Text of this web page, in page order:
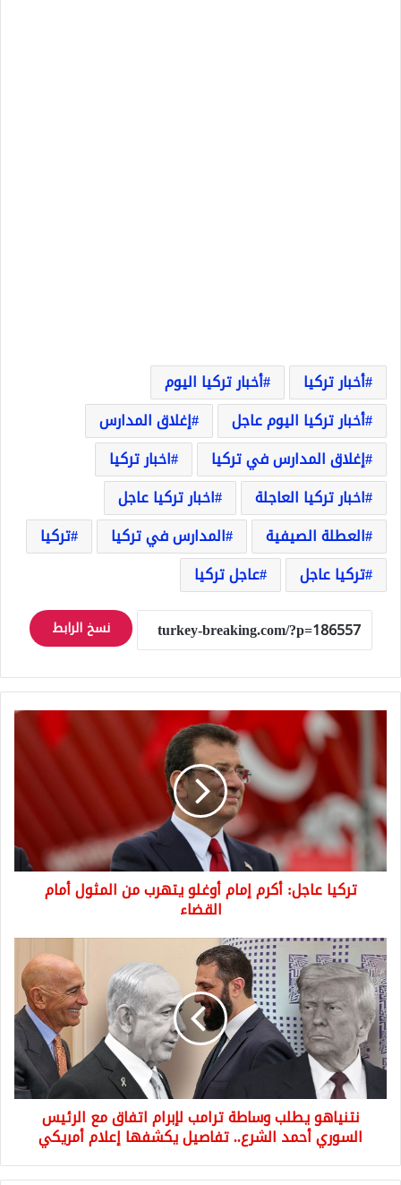
أخبار تركيا
أخبار تركيا اليوم
أخبار تركيا اليوم عاجل
إغلاق المدارس
إغلاق المدارس في تركيا
اخبار تركيا
اخبار تركيا العاجلة
اخبار تركيا عاجل
العطلة الصيفية
المدارس في تركيا
تركيا
تركيا عاجل
عاجل تركيا
نسخ الرابط
أوغلو
يتهرب
من
المثول
أمام
القضاءتركيا عاجل: أكرم إمام أوغلو يتهرب من المثول أمام
القضاء
نتنياهو
يطلب
وساطة
ترامب
لإبرام
اتفاق
مع
الرئيس
السوري
الشرع..
يكشفها
نتنياهو يطلب وساطة ترامب لإبرام اتفاق مع الرئيس
السوري أحمد الشرع.. تفاصيل يكشفها إعلام أمريكي